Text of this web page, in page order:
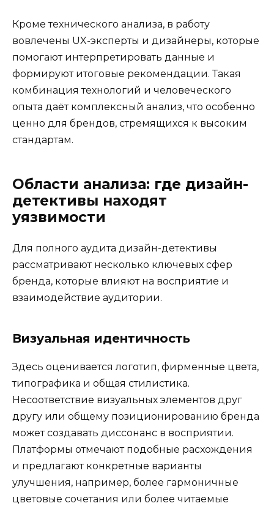
Кроме технического анализа, в работу
вовлечены UX-эксперты и дизайнеры, которые
помогают интерпретировать данные и
формируют итоговые рекомендации. Такая
комбинация технологий и человеческого
опыта даёт комплексный анализ, что особенно
ценно для брендов, стремящихся к высоким
стандартам.
Области анализа: где дизайн-
детективы находят
уязвимости
Для полного аудита дизайн-детективы
рассматривают несколько ключевых сфер
бренда, которые влияют на восприятие и
взаимодействие аудитории.
Визуальная идентичность
Здесь оценивается логотип, фирменные цвета,
типографика и общая стилистика.
Несоответствие визуальных элементов друг
другу или общему позиционированию бренда
может создавать диссонанс в восприятии.
Платформы отмечают подобные расхождения
и предлагают конкретные варианты
улучшения, например, более гармоничные
цветовые сочетания или более читаемые